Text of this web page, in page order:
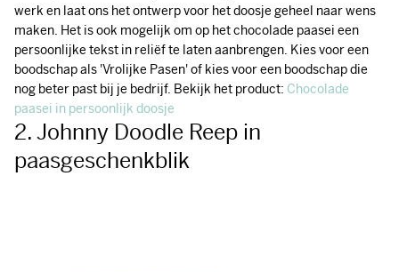
werk en laat ons het ontwerp voor het doosje geheel naar wens
maken. Het is ook mogelijk om op het chocolade paasei een
persoonlijke tekst in reliëf te laten aanbrengen. Kies voor een
boodschap als 'Vrolijke Pasen' of kies voor een boodschap die
nog beter past bij je bedrijf. Bekijk het product: Chocolade
paasei in persoonlijk doosje
2. Johnny Doodle Reep in
paasgeschenkblik